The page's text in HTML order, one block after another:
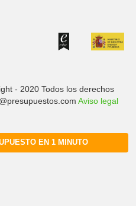
- 2020 Todos los derechos
Aviso legal
EN 1 MINUTO